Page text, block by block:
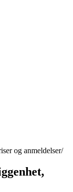
og anmeldelser